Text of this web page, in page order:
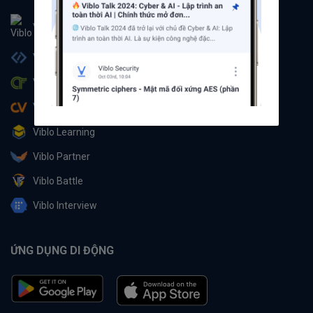
Viblo
Viblo Code
Viblo CTF
Viblo CV
Viblo Learning
Viblo Partner
Viblo Battle
Viblo Interview
ỨNG DỤNG DI ĐỘNG